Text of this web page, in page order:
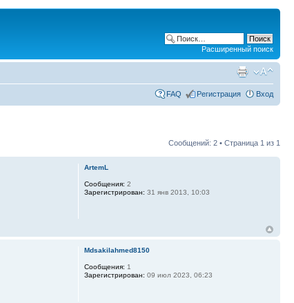
Расширенный поиск
FAQ Регистрация Вход
Сообщений: 2 • Страница 1 из 1
ArtemL
Сообщения: 2
Зарегистрирован: 31 янв 2013, 10:03
Mdsakilahmed8150
Сообщения: 1
Зарегистрирован: 09 июл 2023, 06:23